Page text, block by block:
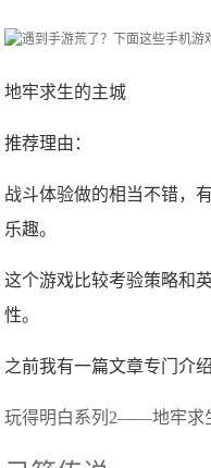
地牢求生的主城
推荐理由：
战斗体验做的相当不错，
乐趣。
这个游戏比较考验策略和
性。
之前我有一篇文章专门介
玩得明白系列2——地牢求